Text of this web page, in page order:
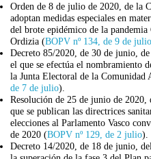
Orden de 8 de julio de 2020, de la
adoptan medidas especiales en
del brote epidémico de la
Ordizia (BOPV nº 134, de 9 de julio
Decreto 85/2020, de 30 de junio,
el que se efectúa el nombramiento
la Junta Electoral de la Comunidad
de 7 de julio).
Resolución de 25 de junio de
que se publican las directrices
elecciones al Parlamento Vasco
de 2020 (BOPV nº 129, de 2 julio).
Decreto 14/2020, de 18 de junio,